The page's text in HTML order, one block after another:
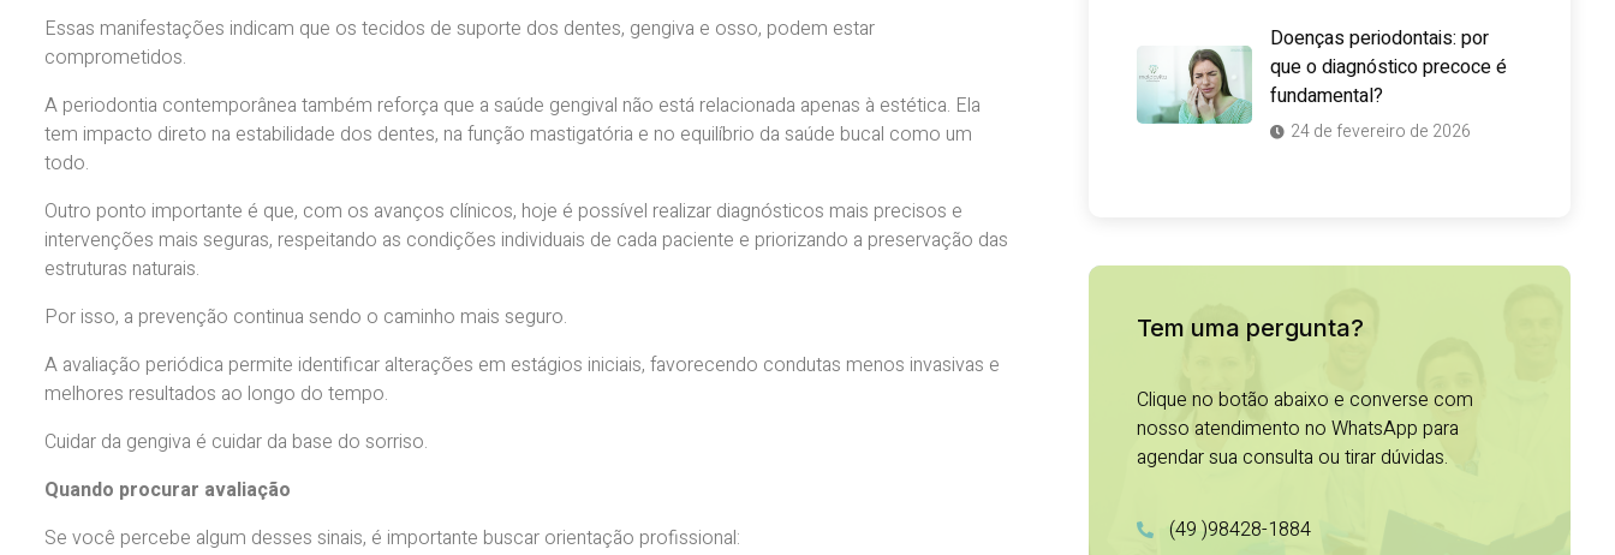
Essas manifestações indicam que os tecidos de suporte dos dentes, gengiva e osso, podem estar
comprometidos.
A periodontia contemporânea também reforça que a saúde gengival não está relacionada apenas à estética. Ela
tem impacto direto na estabilidade dos dentes, na função mastigatória e no equilíbrio da saúde bucal como um
todo.
Outro ponto importante é que, com os avanços clínicos, hoje é possível realizar diagnósticos mais precisos e
intervenções mais seguras, respeitando as condições individuais de cada paciente e priorizando a preservação das
estruturas naturais.
Por isso, a prevenção continua sendo o caminho mais seguro.
A avaliação periódica permite identificar alterações em estágios iniciais, favorecendo condutas menos invasivas e
melhores resultados ao longo do tempo.
Cuidar da gengiva é cuidar da base do sorriso.
Quando procurar avaliação
Se você percebe algum desses sinais, é importante buscar orientação profissional:
Doenças periodontais: por
que o diagnóstico precoce é
fundamental?
24 de fevereiro de 2026
Tem uma pergunta?
Clique no botão abaixo e converse com
nosso atendimento no WhatsApp para
agendar sua consulta ou tirar dúvidas.
(49 )98428-1884